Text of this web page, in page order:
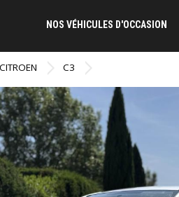
NOS VÉHICULES D'OCCASION
CITROEN C3